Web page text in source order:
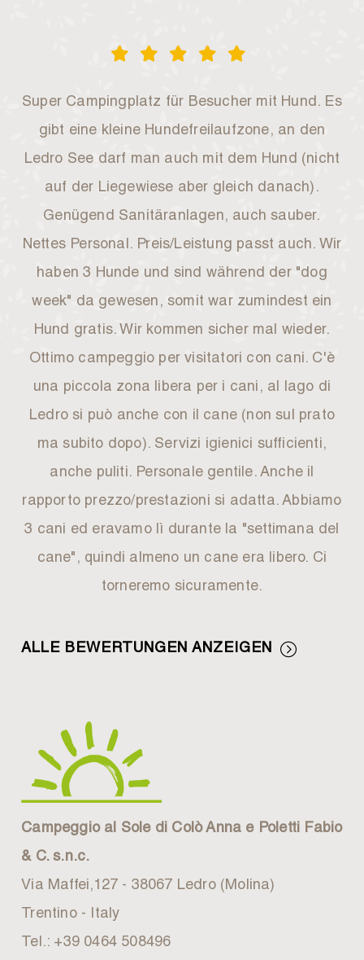
Super Campingplatz für Besucher mit Hund. Es
gibt eine kleine Hundefreilaufzone, an den
Ledro See darf man auch mit dem Hund (nicht
auf der Liegewiese aber gleich danach).
Genügend Sanitäranlagen, auch sauber.
Nettes Personal. Preis/Leistung passt auch. Wir
haben 3 Hunde und sind während der "dog
week" da gewesen, somit war zumindest ein
Hund gratis. Wir kommen sicher mal wieder.
Ottimo campeggio per visitatori con cani. C'è
una piccola zona libera per i cani, al lago di
Ledro si può anche con il cane (non sul prato
ma subito dopo). Servizi igienici sufficienti,
anche puliti. Personale gentile. Anche il
rapporto prezzo/prestazioni si adatta. Abbiamo
3 cani ed eravamo lì durante la "settimana del
cane", quindi almeno un cane era libero. Ci
torneremo sicuramente.
ALLE BEWERTUNGEN ANZEIGEN
Campeggio al Sole di Colò Anna e Poletti Fabio
& C. s.n.c.
Via Maffei,127 - 38067 Ledro (Molina)
Trentino - Italy
Tel.: +39 0464 508496